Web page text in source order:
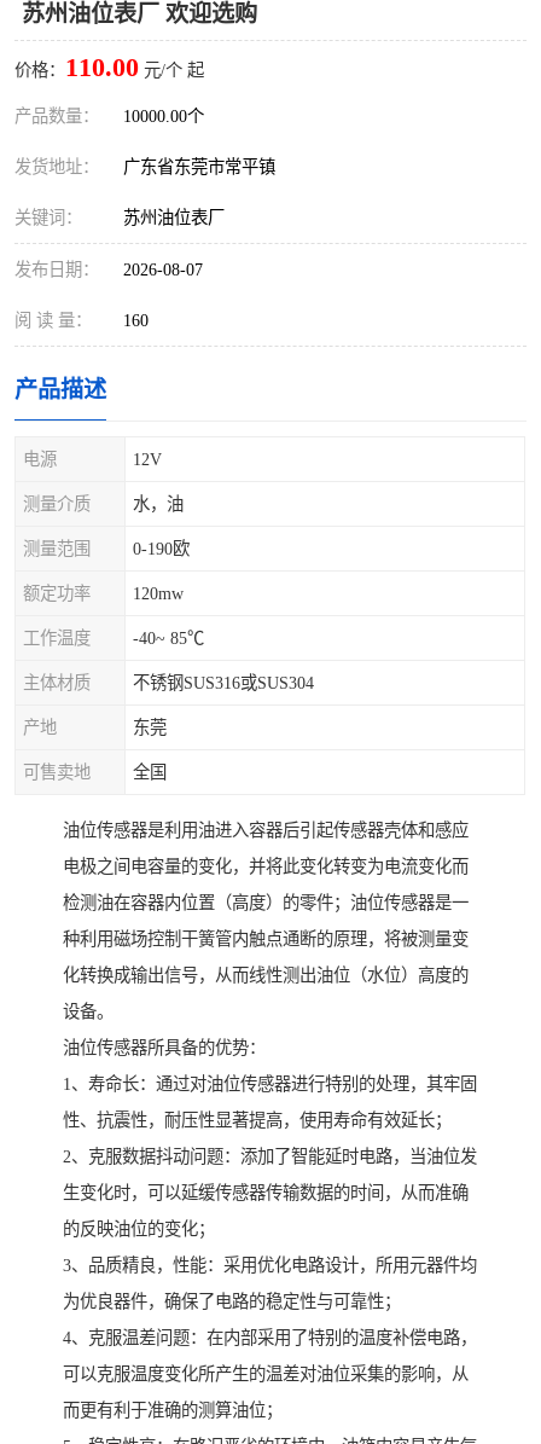
苏州油位表厂 欢迎选购
价格： 110.00 元/个 起
产品数量： 10000.00个
发货地址： 广东省东莞市常平镇
关键词： 苏州油位表厂
发布日期： 2026-08-07
阅 读 量： 160
产品描述
电源 12V
测量介质 水，油
测量范围 0-190欧
额定功率 120mw
工作温度 -40~ 85℃
主体材质 不锈钢SUS316或SUS304
产地 东莞
可售卖地 全国
油位传感器是利用油进入容器后引起传感器壳体和感应
电极之间电容量的变化，并将此变化转变为电流变化而
检测油在容器内位置（高度）的零件；油位传感器是一
种利用磁场控制干簧管内触点通断的原理，将被测量变
化转换成输出信号，从而线性测出油位（水位）高度的
设备。
油位传感器所具备的优势：
1、寿命长：通过对油位传感器进行特别的处理，其牢固
性、抗震性，耐压性显著提高，使用寿命有效延长；
2、克服数据抖动问题：添加了智能延时电路，当油位发
生变化时，可以延缓传感器传输数据的时间，从而准确
的反映油位的变化；
3、品质精良，性能：采用优化电路设计，所用元器件均
为优良器件，确保了电路的稳定性与可靠性；
4、克服温差问题：在内部采用了特别的温度补偿电路，
可以克服温度变化所产生的温差对油位采集的影响，从
而更有利于准确的测算油位；